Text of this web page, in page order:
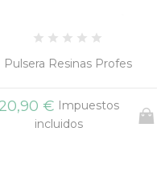
Pulsera Cuero Nudos
21,90 €Impuestos
incluidos